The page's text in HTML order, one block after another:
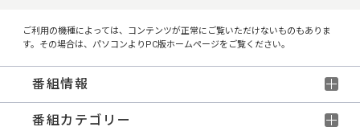
ご利用の機種によっては、コンテンツが正常にご覧いただけないものもありま
す。その場合は、パソコンよりPC版ホームページをご覧ください。
番組情報
番組カテゴリー